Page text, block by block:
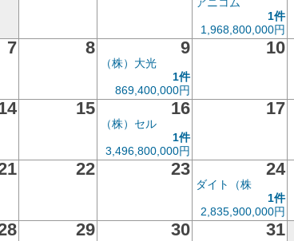
アニコム
1件
1,968,800,000円
7 8 9
（株）大光
1件
869,400,000円
10
15 16
（株）セル
1件
3,496,800,000円
17
22 23 24
ダイト（株
1件
2,835,900,000円
29 30 31